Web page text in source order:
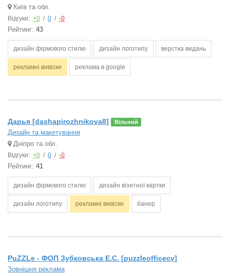
Київ та обл.
Відгуки: +0 / 0 / -0
Рейтинг: 43
дизайн фірмового стилю дизайн логотипу верстка видань
рекламні вивіски реклама в google
Дарья [dashapirozhnikova8] Вільний
Дизайн та макетування
Дніпро та обл.
Відгуки: +0 / 0 / -0
Рейтинг: 41
дизайн фірмового стилю дизайн візитної картки
дизайн логотипу рекламні вивіски банер
PuZZLe - ФОП Зубковська Е.С. [puzzleofficecv]
Зовнішня реклама